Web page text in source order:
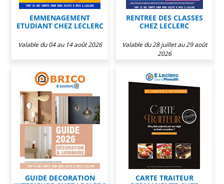
EMMENAGEMENT
ETUDIANT CHEZ LECLERC
Valable du 04 au 14 août 2026
RENTREE DES CLASSES
CHEZ LECLERC
Valable du 28 juillet au 29 août
2026
GUIDE DECORATION
CARTE TRAITEUR